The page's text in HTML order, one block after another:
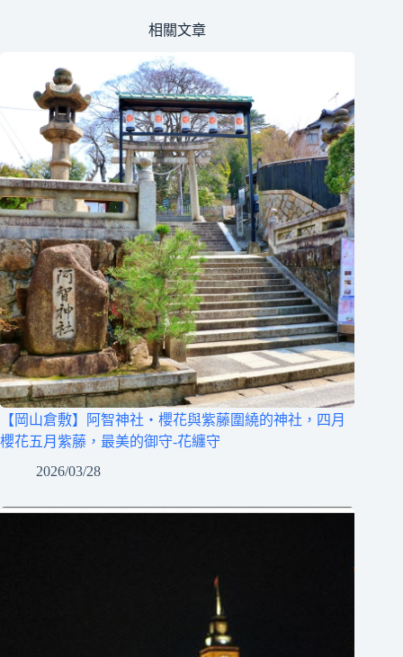
相關文章
【岡山倉敷】阿智神社‧櫻花與紫藤圍繞的神社，四月
櫻花五月紫藤，最美的御守-花纏守
2026/03/28